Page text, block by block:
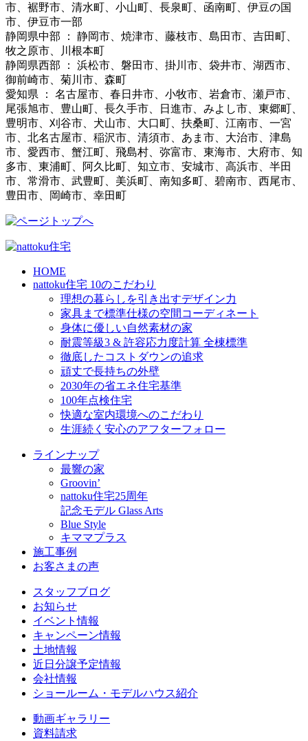
市、裾野市、清水町、小山町、長泉町、函南町、伊豆の国
市、伊豆市一部
静岡県中部 ： 静岡市、焼津市、藤枝市、島田市、吉田町、
牧之原市、川根本町
静岡県西部 ： 浜松市、磐田市、掛川市、袋井市、湖西市、
御前崎市、菊川市、森町
愛知県 ： 名古屋市、春日井市、小牧市、岩倉市、瀬戸市、
尾張旭市、豊山町、長久手市、日進市、みよし市、東郷町、
豊明市、刈谷市、犬山市、大口町、扶桑町、江南市、一宮
市、北名古屋市、稲沢市、清須市、あま市、大治市、津島
市、愛西市、蟹江町、飛島村、弥富市、東海市、大府市、知
多市、東浦町、阿久比町、知立市、安城市、高浜市、半田
市、常滑市、武豊町、美浜町、南知多町、碧南市、西尾市、
豊田市、岡崎市、幸田町
HOME
nattoku住宅 10のこだわり
理想の暮らしを引き出すデザイン力
家具まで標準仕様の空間コーディネート
身体に優しい自然素材の家
耐震等級3 & 許容応力度計算 全棟標準
徹底したコストダウンの追求
頑丈で長持ちの外壁
2030年の省エネ住宅基準
100年点検住宅
快適な室内環境へのこだわり
生涯続く安心のアフターフォロー
ラインナップ
最響の家
Groovin’
nattoku住宅25周年
記念モデル Glass Arts
Blue Style
キママプラス
施工事例
お客さまの声
スタッフブログ
お知らせ
イベント情報
キャンペーン情報
土地情報
近日分譲予定情報
会社情報
ショールーム・モデルハウス紹介
動画ギャラリー
資料請求